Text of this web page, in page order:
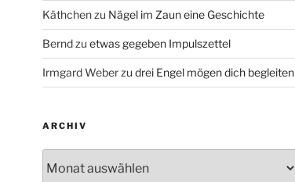
Käthchenzu Nägel im Zaun eine Geschichte
Berndzu etwas gegeben Impulszettel
Irmgard Weberzu drei Engel mögen dich begleiten
ARCHIV